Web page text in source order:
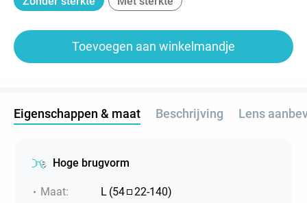
Toevoegen aan winkelmandje
Eigenschappen & maat Beschrijving Lens
Hoge brugvorm
Maat: L (54 22-140)